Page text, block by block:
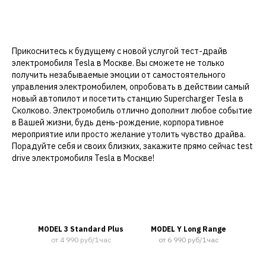
Прикоснитесь к будущему с новой услугой тест-драйв
электромобиля Tesla в Москве. Вы сможете не только
получить незабываемые эмоции от самостоятельного
управления электромобилем, опробовать в действии самый
новый автопилот и посетить станцию Supercharger Tesla в
Сколково. Электромобиль отлично дополнит любое событие
в Вашей жизни, будь день-рождение, корпоративное
мероприятие или просто желание утолить чувство драйва.
Порадуйте себя и своих близких, закажите прямо сейчас test
drive электромобиля Tesla в Москве!
MODEL 3 Standard Plus
от 4 990 руб/1час
MODEL Y Long Range
от 6 990 руб/1час